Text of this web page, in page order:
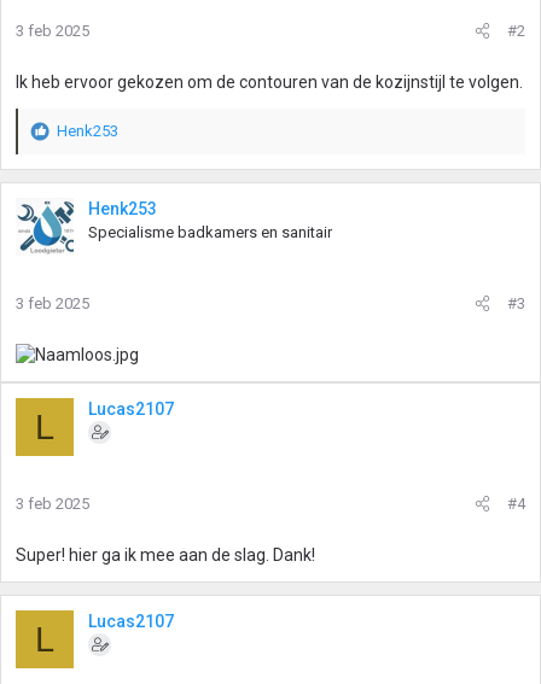
3 feb 2025 #2
Ik heb ervoor gekozen om de contouren van de kozijnstijl te volgen.
W
a
r
d
e
n
e
n
:
Henk253
Henk253
Specialisme badkamers en sanitair
3 feb 2025 #3
L Lucas2107
3 feb 2025 #4
Super! hier ga ik mee aan de slag. Dank!
L Lucas2107